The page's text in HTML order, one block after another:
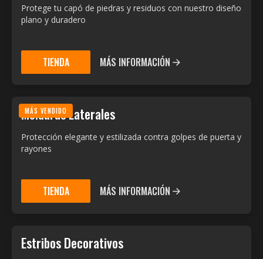
Protege tu capó de piedras y residuos con nuestro diseño
plano y duradero
TIENDA MÁS INFORMACIÓN
MÁS VENDIDO
Molduras Laterales
Protección elegante y estilizada contra golpes de puerta y
rayones
TIENDA MÁS INFORMACIÓN
Estribos Decorativos